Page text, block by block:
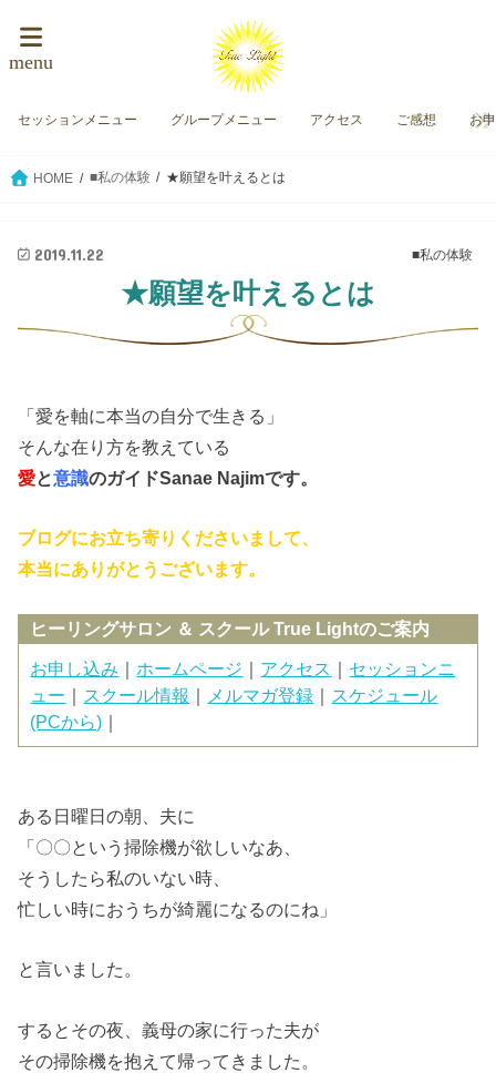
menu
セッションメニュー グループメニュー アクセス ご感想 お
HOME ■私の体験 ★願望を叶えるとは
■私の体験
2019.11.22
★願望を叶えるとは
「愛を軸に本当の自分で生きる」
そんな在り方を教えている
愛と意識のガイドSanae Najimです。
ブログにお立ち寄りくださいまして、
本当にありがとうございます。
ヒーリングサロン ＆ スクール True Lightのご案内
お申し込み ｜ ホームページ ｜ アクセス ｜ セッションニ
ュー ｜ スクール情報 ｜ メルマガ登録 ｜ スケジュール
(PCから) ｜
ある日曜日の朝、夫に
「〇〇という掃除機が欲しいなあ、
そうしたら私のいない時、
忙しい時におうちが綺麗になるのにね」
と言いました。
するとその夜、義母の家に行った夫が
その掃除機を抱えて帰ってきました。